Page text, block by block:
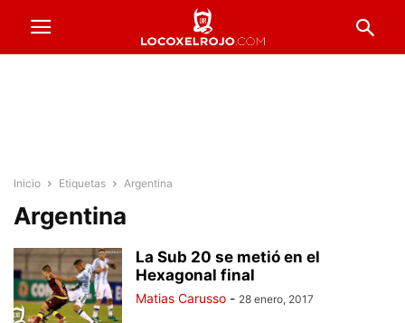
Inicio Etiquetas Argentina
Argentina
La Sub 20 se metió en el
Hexagonal final
Matias Carusso - 28 enero, 2017